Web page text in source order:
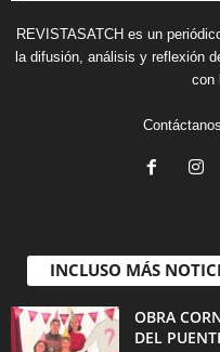
REVISTASATCH es un
la difusión, análisis y reflexión
con
INCLUSO MÁS
OBRA
DEL